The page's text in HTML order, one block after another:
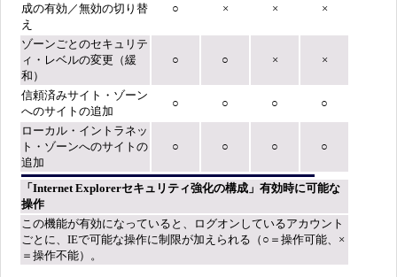
成の有効／無効の切り替
え
○ × × ×
ゾーンごとのセキュリテ
ィ・レベルの変更（緩
和）
○ ○ × ×
信頼済みサイト・ゾーン
へのサイトの追加
○ ○ ○ ○
ローカル・イントラネッ
ト・ゾーンへのサイトの
追加
○ ○ ○ ○
「Internet Explorerセキュリティ強化の構成」有効時に可能な
操作
この機能が有効になっていると、ログオンしているアカウント
ごとに、IEで可能な操作に制限が加えられる（○＝操作可能、×
＝操作不能）。